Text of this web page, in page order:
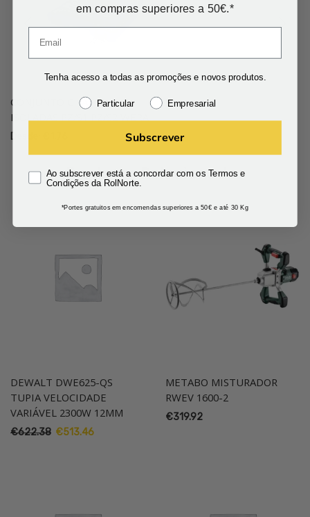
CONJUNTO CHAVES
ISOLADAS PZ/S1 PZ/S2 WERA
Desde:
Produtos Relacionados
DEWALT DWE625-QS
TUPIA VELOCIDADE
VARIÁVEL 2300W 12MM
€622.38 O€513.46O
METABO MISTURADOR
RWEV 1600-2
€319.92
em compras superiores a 50€.*
Tenha acesso a todas as promoções e novos produtos.
Particular Empresarial
Subscrever
Ao subscrever está a concordar com os Termos e
Condições da RolNorte.
*Portes gratuitos em encomendas superiores a 50€ e até 30 Kg